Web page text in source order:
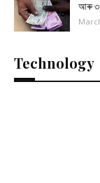
আৰু ৩
Technology